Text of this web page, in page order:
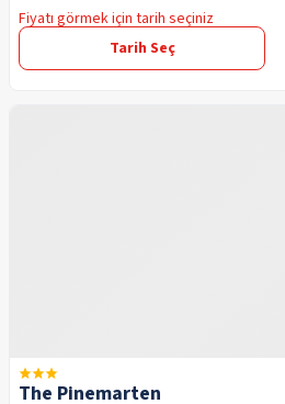
Fiyatı görmek için tarih seçiniz
Tarih Seç
The Pinemarten